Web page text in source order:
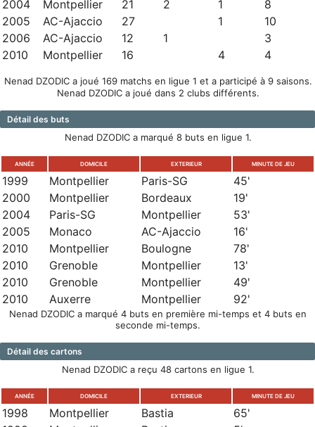
2004
Montpellier 21 2 1
8
2005
AC-Ajaccio 27 1
10
2006
AC-Ajaccio 12 1
3
2010
Montpellier 16 4 4
Nenad DZODIC a joué 169 matchs en ligue 1 et a participé à 9 saisons.
Nenad DZODIC a joué dans 2 clubs différents.
Détail des buts
Nenad DZODIC a marqué 8 buts en ligue 1.
ANNÉE DOMICILE EXTERIEUR MINUTE DE JEU
1999 Montpellier Paris-SG
45'
2000
Montpellier Bordeaux
19'
2004
Paris-SG Montpellier
53'
2005
Monaco AC-Ajaccio
16'
2010
Montpellier Boulogne
78'
2010
Grenoble Montpellier
13'
2010
Grenoble Montpellier
49'
2010
Auxerre Montpellier 92'
Nenad DZODIC a marqué 4 buts en première mi-temps et 4 buts en
seconde mi-temps.
Détail des cartons
Nenad DZODIC a reçu 48 cartons en ligue 1.
ANNÉE DOMICILE EXTERIEUR MINUTE DE JEU
1998 Montpellier Bastia
65'